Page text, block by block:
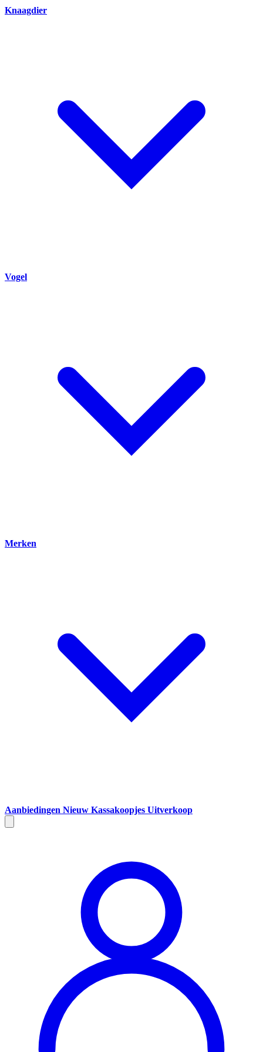
Knaagdier
Vogel
Merken
Aanbiedingen Nieuw Kassakoopjes Uitverkoop